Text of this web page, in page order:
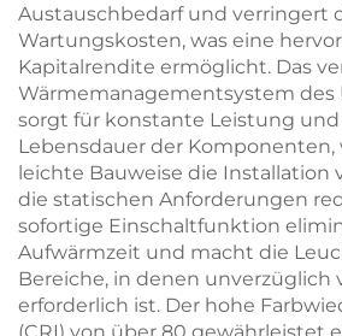
Austauschbedarf und verringert
Wartungskosten, was eine
Kapitalrendite ermöglicht. Das
Wärmemanagementsystem des
sorgt für konstante Leistung
Lebensdauer der Komponenten,
leichte Bauweise die Installation
die statischen Anforderungen
sofortige Einschaltfunktion
Aufwärmzeit und macht die
Bereiche, in denen unverzüglich
erforderlich ist. Der hohe